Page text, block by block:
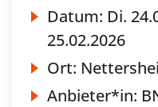
Datum: Di.
25.02.2026
Ort:
Anbieter*in: